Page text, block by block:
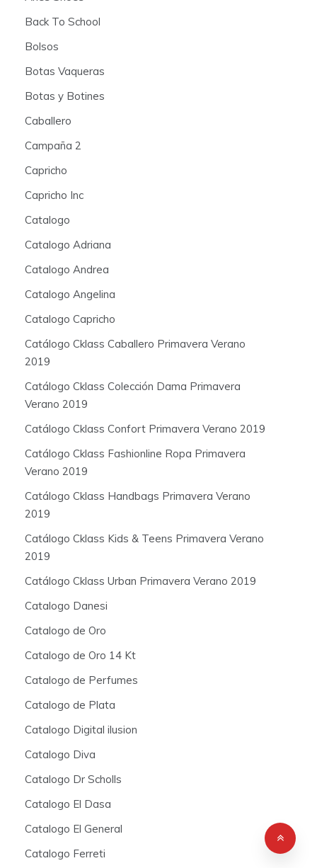
Back To School
Bolsos
Botas Vaqueras
Botas y Botines
Caballero
Campaña 2
Capricho
Capricho Inc
Catalogo
Catalogo Adriana
Catalogo Andrea
Catalogo Angelina
Catalogo Capricho
Catálogo Cklass Caballero Primavera Verano
2019
Catálogo Cklass Colección Dama Primavera
Verano 2019
Catálogo Cklass Confort Primavera Verano 2019
Catálogo Cklass Fashionline Ropa Primavera
Verano 2019
Catálogo Cklass Handbags Primavera Verano
2019
Catálogo Cklass Kids & Teens Primavera Verano
2019
Catálogo Cklass Urban Primavera Verano 2019
Catalogo Danesi
Catalogo de Oro
Catalogo de Oro 14 Kt
Catalogo de Perfumes
Catalogo de Plata
Catalogo Digital ilusion
Catalogo Diva
Catalogo Dr Scholls
Catalogo El Dasa
Catalogo El General
Catalogo Ferreti